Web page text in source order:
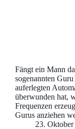
Fängt ein Mann
sogenannten
auferlegten
überwunden hat,
Frequenzen
Gurus anziehen
23. Oktober